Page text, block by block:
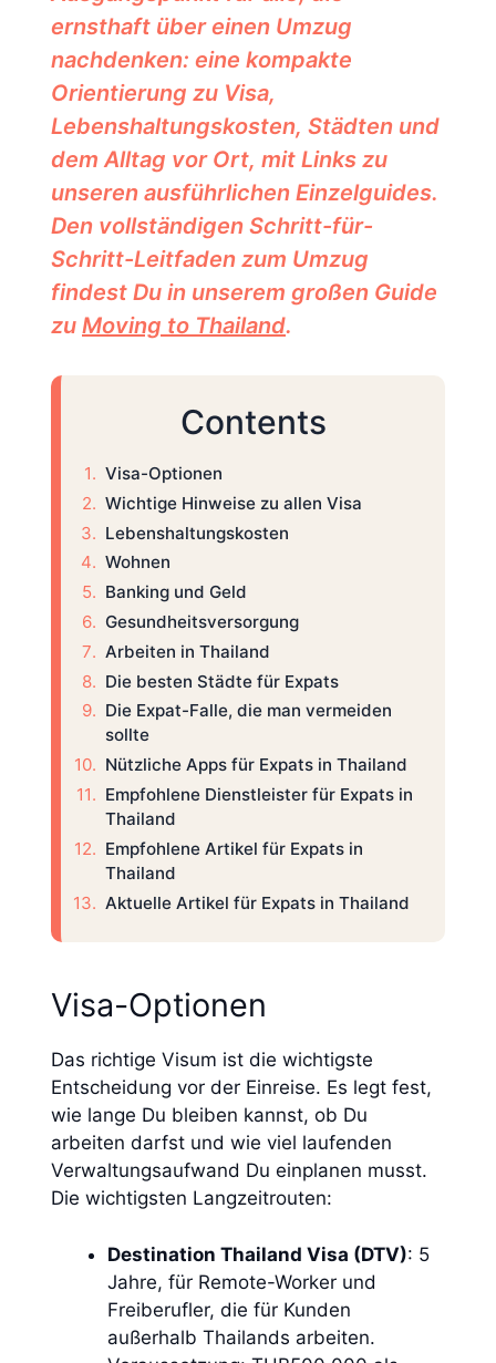
ernsthaft über einen Umzug
nachdenken: eine kompakte
Orientierung zu Visa,
Lebenshaltungskosten, Städten und
dem Alltag vor Ort, mit Links zu
unseren ausführlichen Einzelguides.
Den vollständigen Schritt-für-
Schritt-Leitfaden zum Umzug
findest Du in unserem großen Guide
zu Moving to Thailand.
Contents
Visa-Optionen
Wichtige Hinweise zu allen Visa
Lebenshaltungskosten
Wohnen
Banking und Geld
Gesundheitsversorgung
Arbeiten in Thailand
Die besten Städte für Expats
Die Expat-Falle, die man vermeiden
sollte
Nützliche Apps für Expats in Thailand
Empfohlene Dienstleister für Expats in
Thailand
Empfohlene Artikel für Expats in
Thailand
Aktuelle Artikel für Expats in Thailand
Visa-Optionen
Das richtige Visum ist die wichtigste
Entscheidung vor der Einreise. Es legt fest,
wie lange Du bleiben kannst, ob Du
arbeiten darfst und wie viel laufenden
Verwaltungsaufwand Du einplanen musst.
Die wichtigsten Langzeitrouten:
Destination Thailand Visa (DTV): 5
Jahre, für Remote-Worker und
Freiberufler, die für Kunden
außerhalb Thailands arbeiten.